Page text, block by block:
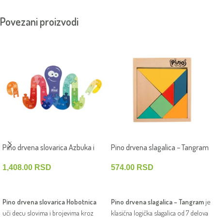
Povezani proizvodi
Pino drvena slovarica Azbuka i
1,408.00 RSD
Pino drvena slovarica Hobotnica
uči decu slovima i brojevima kroz
Pino drvena slagalica – Tangram
574.00 RSD
Pino drvena slagalica – Tangram je
klasična logička slagalica od 7 delova